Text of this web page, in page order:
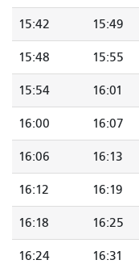
15:42 15:49
15:48 15:55
15:54 16:01
16:00 16:07
16:06 16:13
16:12 16:19
16:18 16:25
16:24 16:31